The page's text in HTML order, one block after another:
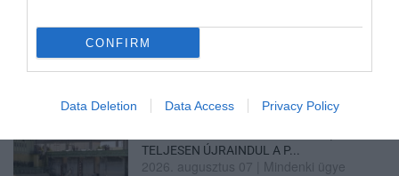
CONFIRM
Data Deletion Data Access Privacy Policy
2026. augusztus 08|Promóció
TELJESEN ÚJRAINDUL A P...
2026. augusztus 07 Mindenki ügye